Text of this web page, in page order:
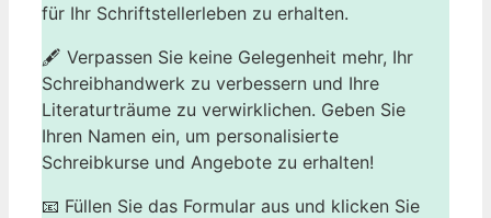
für Ihr Schriftstellerleben zu erhalten.
🖋️ Verpassen Sie keine Gelegenheit mehr, Ihr
Schreibhandwerk zu verbessern und Ihre
Literaturträume zu verwirklichen. Geben Sie
Ihren Namen ein, um personalisierte
Schreibkurse und Angebote zu erhalten!
📧 Füllen Sie das Formular aus und klicken Sie